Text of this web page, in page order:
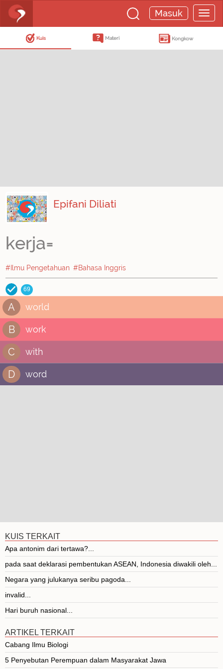
Masuk
Kuis Materi Kongkow
Epifani Diliati
kerja=
#Ilmu Pengetahuan #Bahasa Inggris
69
A world
B work
C with
D word
KUIS TERKAIT
Apa antonim dari tertawa?...
pada saat deklarasi pembentukan ASEAN, Indonesia diwakili oleh...
Negara yang julukanya seribu pagoda...
invalid...
Hari buruh nasional...
ARTIKEL TERKAIT
Cabang Ilmu Biologi
5 Penyebutan Perempuan dalam Masyarakat Jawa